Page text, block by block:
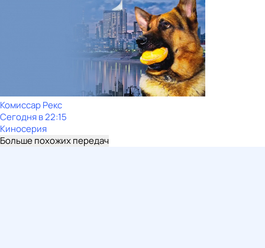
Комиссар Рекс
Сегодня в 22:15
Киносерия
Больше похожих передач